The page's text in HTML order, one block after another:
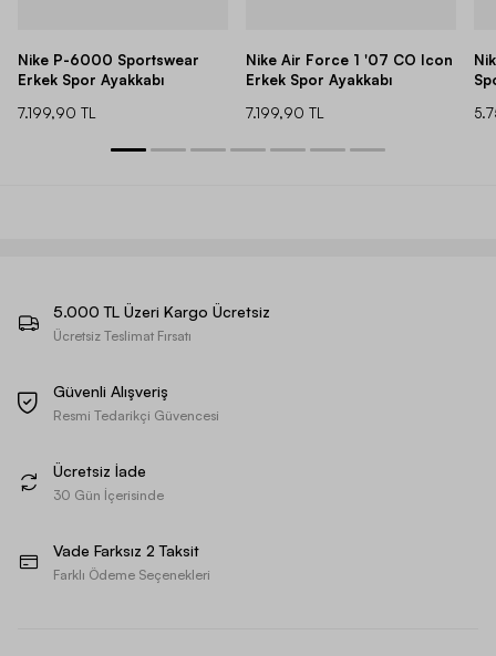
Nike P-6000 Sportswear
Erkek Spor Ayakkabı
7.199,90 TL
Nike Air Force 1 '07 CO Icon
Erkek Spor Ayakkabı
7.199,90 TL
5.000 TL Üzeri Kargo Ücretsiz
Ücretsiz Teslimat Fırsatı
Güvenli Alışveriş
Resmi Tedarikçi Güvencesi
Ücretsiz İade
30 Gün İçerisinde
Vade Farksız 2 Taksit
Farklı Ödeme Seçenekleri